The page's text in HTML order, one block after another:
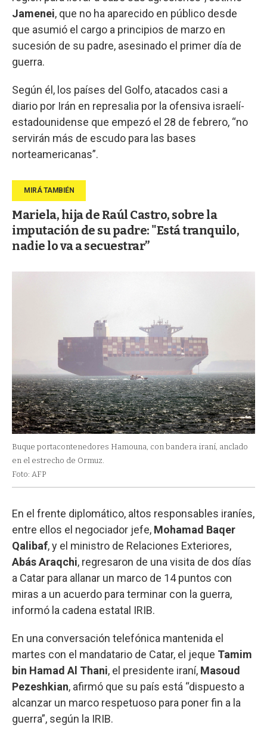
Jamenei, que no ha aparecido en público desde
que asumió el cargo a principios de marzo en
sucesión de su padre, asesinado el primer día de
guerra.
Según él, los países del Golfo, atacados casi a
diario por Irán en represalia por la ofensiva israelí-
estadounidense que empezó el 28 de febrero, “no
servirán más de escudo para las bases
norteamericanas”.
Mariela, hija de Raúl Castro, sobre la
imputación de su padre: "Está tranquilo,
nadie lo va a secuestrar”
Buque portacontenedores Hamouna, con bandera iraní, anclado
en el estrecho de Ormuz.
Foto: AFP
En el frente diplomático, altos responsables iraníes,
entre ellos el negociador jefe, Mohamad Baqer
Qalibaf, y el ministro de Relaciones Exteriores,
AbásAraqchi, regresaron de una visita de dos días
a Catar para allanar un marco de 14 puntos con
miras a un acuerdo para terminar con la guerra,
informó la cadena estatal IRIB.
En una conversación telefónica mantenida el
martes con el mandatario de Catar, el jeque Tamim
bin Hamad Al Thani, el presidente iraní, Masoud
Pezeshkian, afirmó que su país está “dispuesto a
alcanzar un marco respetuoso para poner fin a la
guerra”, según la IRIB.